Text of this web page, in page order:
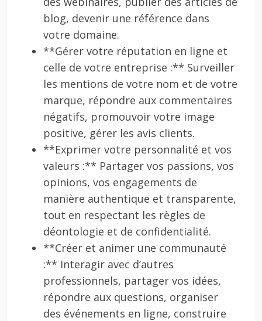
blog, devenir une référence dans
votre domaine.
**Gérer votre réputation en ligne et
celle de votre entreprise :** Surveiller
les mentions de votre nom et de votre
marque, répondre aux commentaires
négatifs, promouvoir votre image
positive, gérer les avis clients.
**Exprimer votre personnalité et vos
valeurs :** Partager vos passions, vos
opinions, vos engagements de
manière authentique et transparente,
tout en respectant les règles de
déontologie et de confidentialité.
**Créer et animer une communauté
:** Interagir avec d’autres
professionnels, partager vos idées,
répondre aux questions, organiser
des événements en ligne, construire